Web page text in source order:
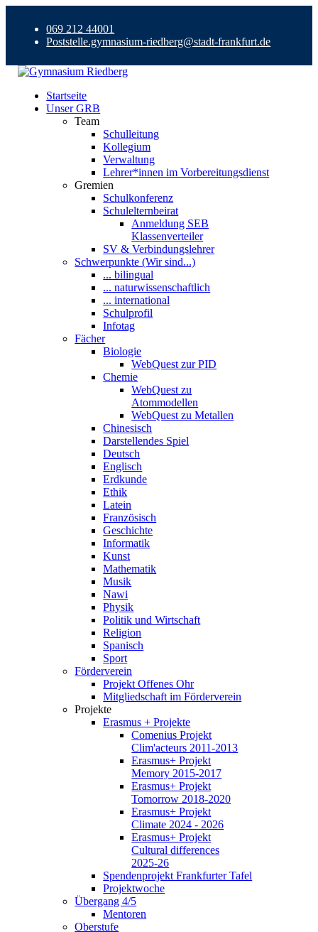
069 212 44001
Poststelle.gymnasium-riedberg@stadt-frankfurt.de
Startseite
Unser GRB
Team
Schulleitung
Kollegium
Verwaltung
Lehrer*innen im Vorbereitungsdienst
Gremien
Schulkonferenz
Schulelternbeirat
Anmeldung SEB
Klassenverteiler
SV & Verbindungslehrer
Schwerpunkte (Wir sind...)
... bilingual
... naturwissenschaftlich
... international
Schulprofil
Infotag
Fächer
Biologie
WebQuest zur PID
Chemie
WebQuest zu
Atommodellen
WebQuest zu Metallen
Chinesisch
Darstellendes Spiel
Deutsch
Englisch
Erdkunde
Ethik
Latein
Französisch
Geschichte
Informatik
Kunst
Mathematik
Musik
Nawi
Physik
Politik und Wirtschaft
Religion
Spanisch
Sport
Förderverein
Projekt Offenes Ohr
Mitgliedschaft im Förderverein
Projekte
Erasmus + Projekte
Comenius Projekt
Clim'acteurs 2011-2013
Erasmus+ Projekt
Memory 2015-2017
Erasmus+ Projekt
Tomorrow 2018-2020
Erasmus+ Projekt
Climate 2024 - 2026
Erasmus+ Projekt
Cultural differences
2025-26
Spendenprojekt Frankfurter Tafel
Projektwoche
Übergang 4/5
Mentoren
Oberstufe